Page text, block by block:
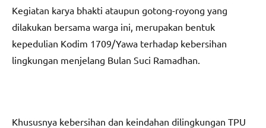
Kegiatan karya bhakti ataupun gotong-royong yang
dilakukan bersama warga ini, merupakan bentuk
kepedulian Kodim 1709/Yawa terhadap kebersihan
lingkungan menjelang Bulan Suci Ramadhan.
Khususnya kebersihan dan keindahan dilingkungan TPU